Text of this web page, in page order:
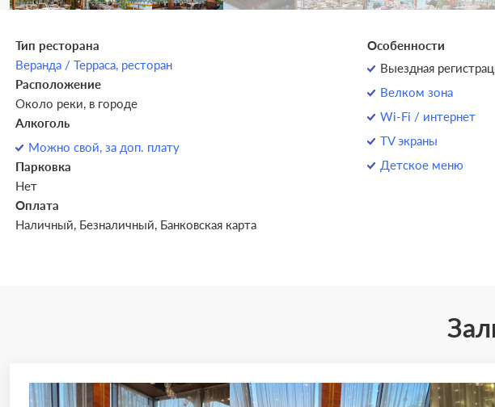
Тип ресторана
Веранда / Терраса, ресторан
Расположение
Около реки, в городе
Алкоголь
Можно свой, за доп. плату
Парковка
Нет
Оплата
Наличный, Безналичный, Банковская карта
Особенности
Выездная
Велком зона
Wi-Fi / интернет
TV экраны
Детское меню